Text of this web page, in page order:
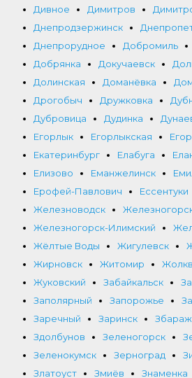
Дивное
Димитров
Днепродзержинск
Днепрорудное
Добромиль
Добрянка
Докучаевск
Долинская
Доманёвка
Дрогобыч
Дружковка
Дубровица
Дудинка
Егорлык
Егорлыкская
Екатеринбург
Елабуга
Елизово
Еманжелинск
Ерофей-Павлович
Ессентуки
Железноводск
Железногорск-Илимский
Жёлтые Воды
Жигулевск
Жирновск
Житомир
Жуковский
Забайкальск
Заполярный
Запорожье
Заречный
Заринск Збараж
Здолбунов
Зеленогорск
Зеленокумск
Зерноград
Златоуст
Змиёв Знаменка